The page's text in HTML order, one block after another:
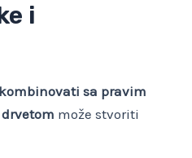
i
sa pravim
može stvoriti